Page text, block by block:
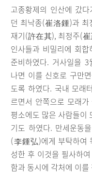
고종황제의 인산에 갔
던 최낙종(崔洛鍾)과
재기(許在其), 최정주(
인사들과 비밀리에 회
준비하였다. 거사일을
나면 이를 신호로 구만
도록 하였다. 국내 모래
르면서 안쪽으로 모래
평소에도 많은 사람들이
기도 하였다. 만세운동
(李鍾弘)에게 부탁하여
성한 후 이것을 필사하
함과 동시에 각처에 이를